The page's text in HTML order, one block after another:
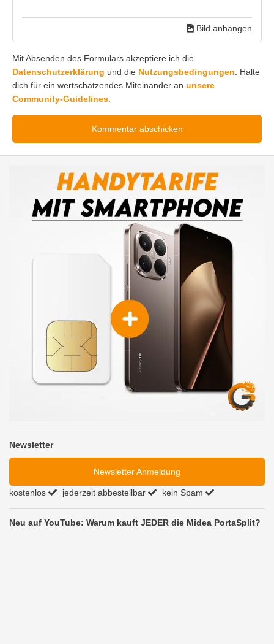
Bild anhängen
Mit Absenden des Formulars akzeptiere ich die
Datenschutzerklärung und die Nutzungsbedingungen . Halte
dich für ein wertschätzendes Miteinander an unsere
Community-Guidelines.
Newsletter
Newsletter Anmeldung
kostenlos jederzeit abbestellbar kein Spam
Neu auf YouTube: Warum kauft JEDER die Midea PortaSplit?